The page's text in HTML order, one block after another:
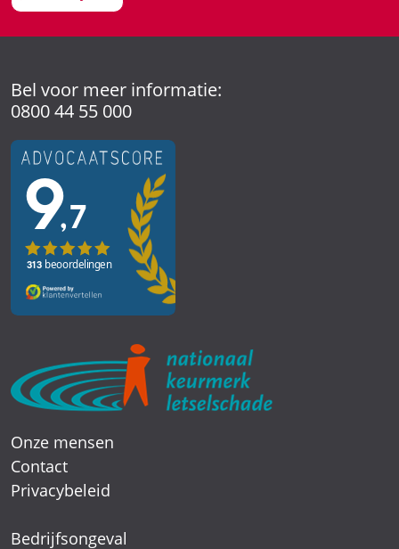
Bel voor meer informatie:
0800 44 55 000
Onze mensen
Contact
Privacybeleid
Bedrijfsongeval